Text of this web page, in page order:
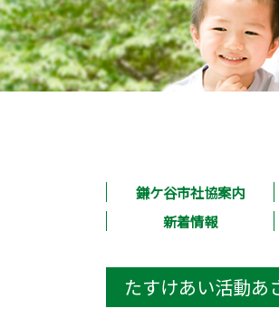
鎌ケ谷市社協案内
新着情報
たすけあい活動あ